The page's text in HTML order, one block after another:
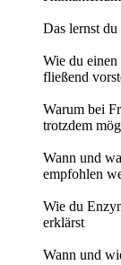
Das lernst
Wie du
fließend
Warum bei
trotzdem
Wann und
empfohlen
Wie du
erklärst
Wann und